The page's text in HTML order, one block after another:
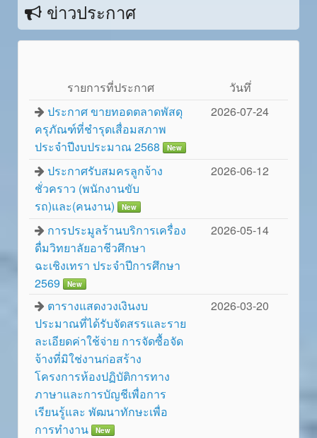
ข่าวประกาศ
รายการที่ประกาศ
วันทึ่
ประกาศ ขายทอดตลาดพัสดุ
ครุภัณฑ์ที่ชำรุดเสื่อมสภาพ
ประจำปีงบประมาณ 2568
New
2026-07-24
ประกาศรับสมครลูกจ้าง
ชั่วคราว (พนักงานขับ
รถ)และ(คนงาน)
New
2026-06-12
การประมูลร้านบริการเครื่อง
ดื่มวิทยาลัยอาชีวศึกษา
ฉะเชิงเทรา ประจำปีการศึกษา
2569
New
2026-05-14
ตารางแสดงวงเงินงบ
ประมาณที่ได้รับจัดสรรและราย
ละเอียดค่าใช้จ่าย การจัดซื้อจัด
จ้างที่มิใช่งานก่อสร้าง
โครงการห้องปฏิบัติการทาง
ภาษาและการบัญชีเพื่อการ
เรียนรู้และ พัฒนาทักษะเพื่อ
การทำงาน
New
2026-03-20